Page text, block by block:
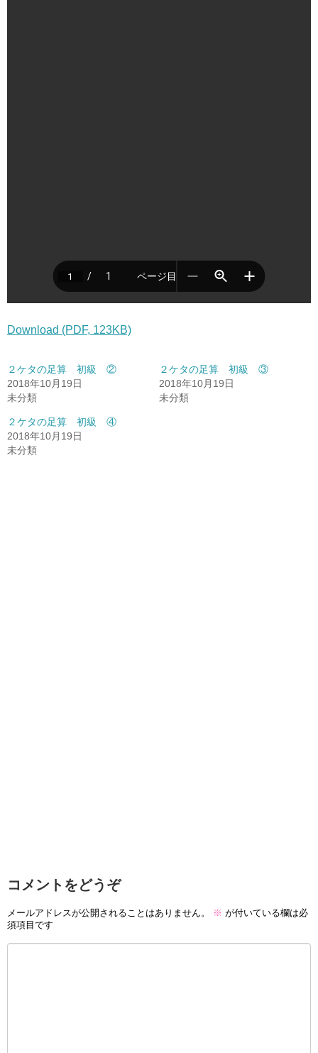
Download (PDF, 123KB)
２ケタの足算 初級 ②
2018年10月19日
未分類
２ケタの足算 初級 ③
2018年10月19日
未分類
２ケタの足算 初級 ④
2018年10月19日
未分類
コメントをどうぞ
メールアドレスが公開されることはありません。 ※ が付いている欄は必
須項目です